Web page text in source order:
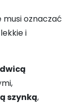
musi oznaczać
i
szynką,